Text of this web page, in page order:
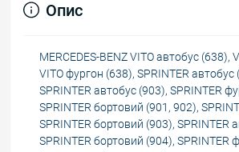
Опис
MERCEDES-BENZ VITO автобус (638),
VITO фургон (638), SPRINTER автобус
SPRINTER автобус (903), SPRINTER
SPRINTER бортовий (901, 902),
SPRINTER бортовий (903), SPRINTER
SPRINTER бортовий (904), SPRINTER